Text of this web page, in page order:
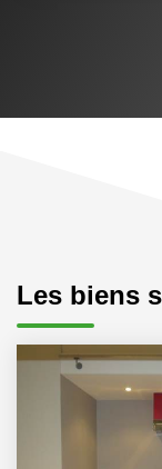
Les biens